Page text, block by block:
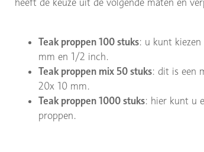
Teak proppen 100 stuks: u kunt
mm en 1/2 inch.
Teak proppen mix 50 stuks: dit is een
20x 10 mm.
Teak proppen 1000 stuks: hier kunt u
proppen.